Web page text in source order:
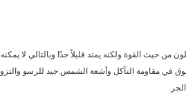
من حيث القوة ولكنه يمتد قليلاً جدًا وبالتالي لا
في مقاومة التآكل وأشعة الشمس.جيد للرسو